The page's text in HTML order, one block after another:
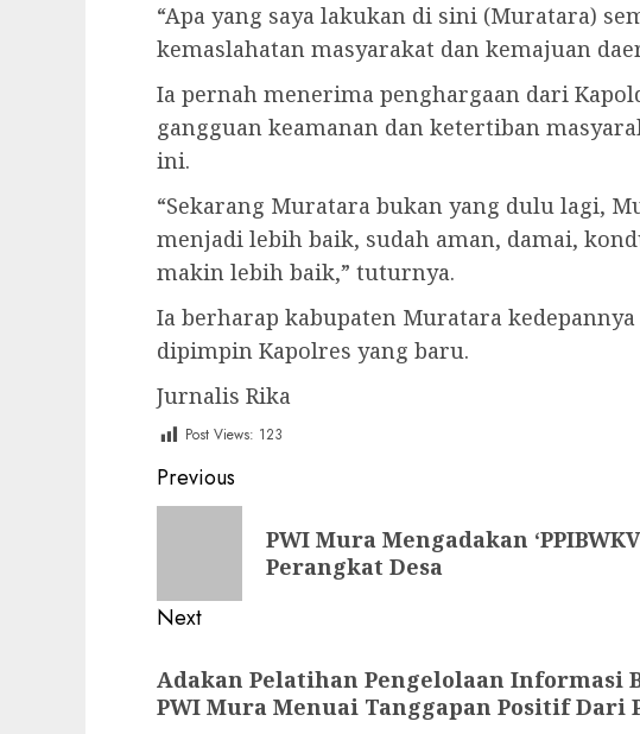
“Apa yang saya lakukan di sini (Muratara)
kemaslahatan masyarakat dan kemajuan
Ia pernah menerima penghargaan dari
gangguan keamanan dan ketertiban
ini.
“Sekarang Muratara bukan yang dulu lagi,
menjadi lebih baik, sudah aman, damai,
makin lebih baik,” tuturnya.
Ia berharap kabupaten Muratara
dipimpin Kapolres yang baru.
Jurnalis Rika
Post Views: 123
Post
navigation
Previous
PWI Mura Mengadakan
Perangkat Desa
Next
post:
Adakan Pelatihan Pengelolaan Informasi
PWI Mura Menuai Tanggapan Positif Dari